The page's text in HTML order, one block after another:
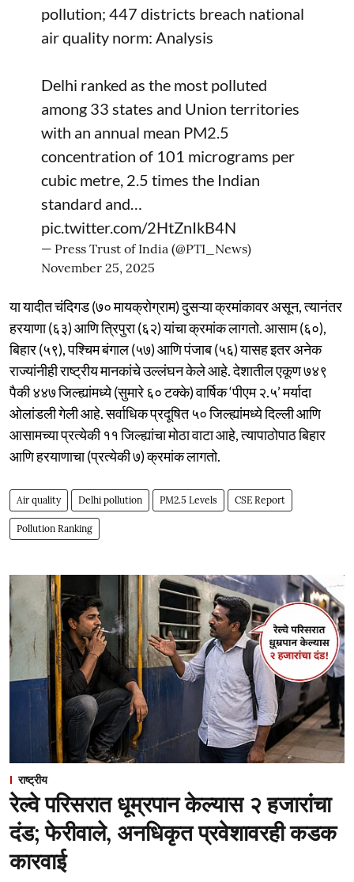
pollution; 447 districts breach national
air quality norm: Analysis
Delhi ranked as the most polluted
among 33 states and Union territories
with an annual mean PM2.5
concentration of 101 micrograms per
cubic metre, 2.5 times the Indian
standard and…
pic.twitter.com/2HtZnIkB4N
— Press Trust of India (@PTI_News)
November 25, 2025
या यादीत चंदिगड (७० मायक्रोग्राम) दुसऱ्या क्रमांकावर असून, त्यानंतर
हरयाणा (६३) आणि त्रिपुरा (६२) यांचा क्रमांक लागतो. आसाम (६०),
बिहार (५९), पश्चिम बंगाल (५७) आणि पंजाब (५६) यासह इतर अनेक
राज्यांनीही राष्ट्रीय मानकांचे उल्लंघन केले आहे. देशातील एकूण ७४९
पैकी ४४७ जिल्ह्यांमध्ये (सुमारे ६० टक्के) वार्षिक ‘पीएम २.५’ मर्यादा
ओलांडली गेली आहे. सर्वाधिक प्रदूषित ५० जिल्ह्यांमध्ये दिल्ली आणि
आसामच्या प्रत्येकी ११ जिल्ह्यांचा मोठा वाटा आहे, त्यापाठोपाठ बिहार
आणि हरयाणाचा (प्रत्येकी ७) क्रमांक लागतो.
Air quality Delhi pollution PM2.5 Levels CSE Report
Pollution Ranking
राष्ट्रीय
रेल्वे परिसरात धूम्रपान केल्यास २ हजारांचा
दंड; फेरीवाले, अनधिकृत प्रवेशावरही कडक
कारवाई